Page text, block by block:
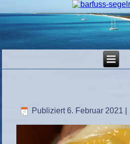
Publiziert 6. Februar 2021